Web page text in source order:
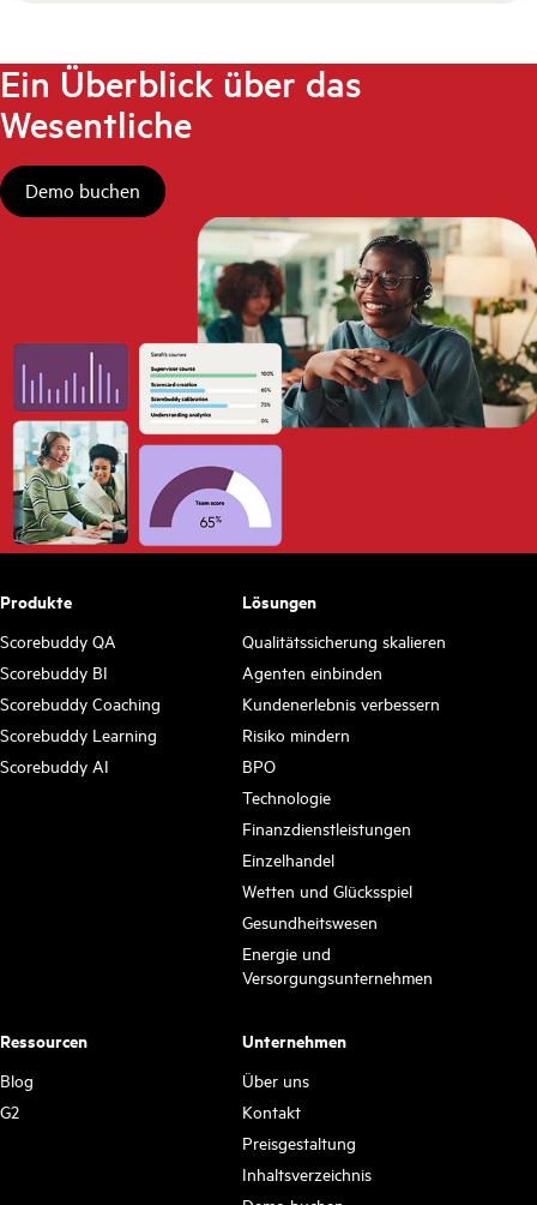
Ein Überblick über das
Wesentliche
Demo buchen
Produkte
Scorebuddy QA
Scorebuddy BI
Scorebuddy Coaching
Scorebuddy Learning
Scorebuddy AI
Lösungen
Qualitätssicherung skalieren
Agenten einbinden
Kundenerlebnis verbessern
Risiko mindern
BPO
Technologie
Finanzdienstleistungen
Einzelhandel
Wetten und Glücksspiel
Gesundheitswesen
Energie und
Versorgungsunternehmen
Ressourcen
Blog
G2
Unternehmen
Über uns
Kontakt
Preisgestaltung
Inhaltsverzeichnis